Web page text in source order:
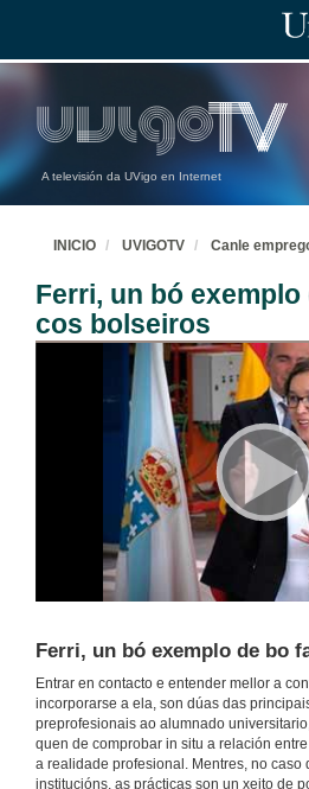
A televisión da UVigo en Internet
INICIO UVIGOTV Canle
Ferri, un bó
cos bolseiros
Ferri, un bó exemplo de bo
Entrar en contacto e entender mellor a
incorporarse a ela, son dúas das
preprofesionais ao alumnado
quen de comprobar in situ a relación
a realidade profesional. Mentres, no caso
institucións, as prácticas son un xeito de